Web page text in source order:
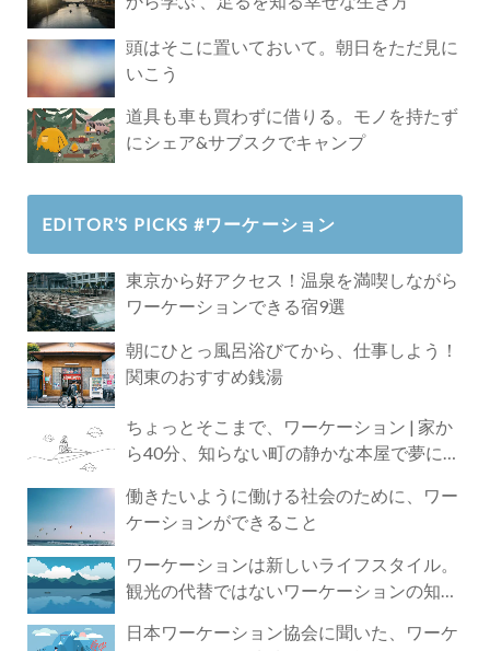
頭はそこに置いておいて。朝日をただ見に
いこう
道具も車も買わずに借りる。モノを持たず
にシェア&サブスクでキャンプ
EDITOR’S PICKS #ワーケーション
東京から好アクセス！温泉を満喫しながら
ワーケーションできる宿9選
朝にひとっ風呂浴びてから、仕事しよう！
関東のおすすめ銭湯
ちょっとそこまで、ワーケーション | 家か
ら40分、知らない町の静かな本屋で夢に近
働きたいように働ける社会のために、ワー
ケーションができること
ワーケーションは新しいライフスタイル。
観光の代替ではないワーケーションの知ら
日本ワーケーション協会に聞いた、ワーケ